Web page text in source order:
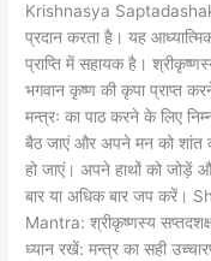
Krishnasya
प्रदान करता है। यह
प्राप्ति में सहायक है।
भगवान कृष्ण की कृपा प्राप्त
मन्त्रः का पाठ करने के लिए
बैठ जाएं और अपने मन को शांत
हो जाएं। अपने हाथों को जोड़ें
बार या अधिक बार जप करें।
Mantra: श्रीकृष्णस्य
ध्यान रखें: मन्त्र का सही